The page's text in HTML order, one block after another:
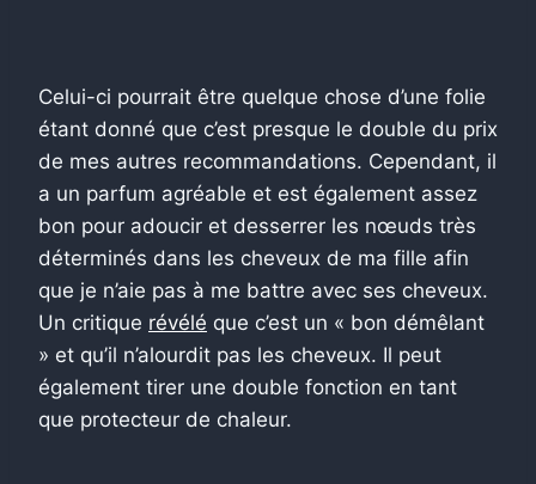
Celui-ci pourrait être quelque chose d’une folie
étant donné que c’est presque le double du prix
de mes autres recommandations. Cependant, il
a un parfum agréable et est également assez
bon pour adoucir et desserrer les nœuds très
déterminés dans les cheveux de ma fille afin
que je n’aie pas à me battre avec ses cheveux.
Un critique révélé que c’est un « bon démêlant
» et qu’il n’alourdit pas les cheveux. Il peut
également tirer une double fonction en tant
que protecteur de chaleur.